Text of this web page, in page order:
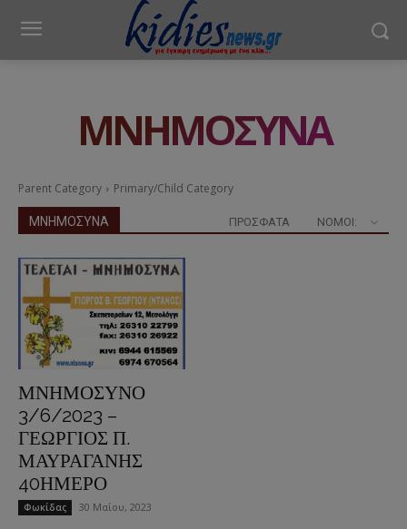
ΜΝΗΜΟΣΥΝΑ
Parent Category Primary/Child Category
ΜΝΗΜΟΣΥΝΑ ΠΡΟΣΦΑΤΑ ΝΟΜΟΊ:
ΜΝΗΜΟΣΥΝΟ
3/6/2023 –
ΓΕΩΡΓΙΟΣ Π.
ΜΑΥΡΑΓΑΝΗΣ
40ΗΜΕΡΟ
Φωκίδας 30 Μαΐου, 2023